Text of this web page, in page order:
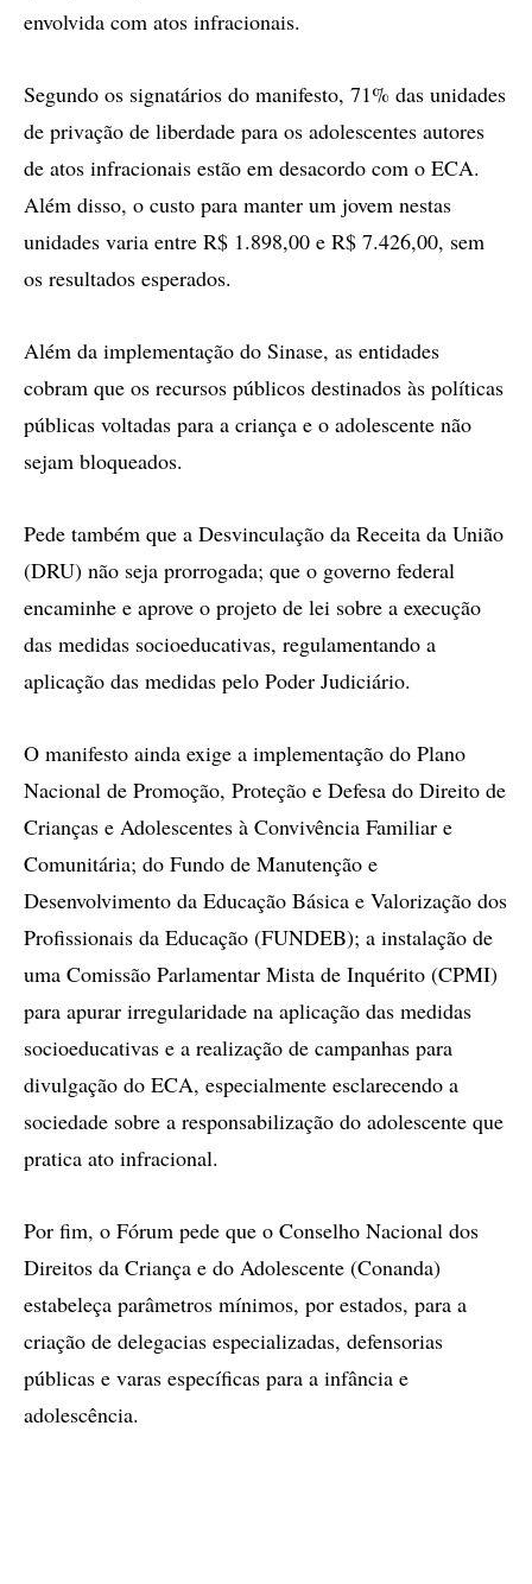
envolvida com atos infracionais.
Segundo os signatários do manifesto, 71% das unidades
de privação de liberdade para os adolescentes autores
de atos infracionais estão em desacordo com o ECA.
Além disso, o custo para manter um jovem nestas
unidades varia entre R$ 1.898,00 e R$ 7.426,00, sem
os resultados esperados.
Além da implementação do Sinase, as entidades
cobram que os recursos públicos destinados às políticas
públicas voltadas para a criança e o adolescente não
sejam bloqueados.
Pede também que a Desvinculação da Receita da União
(DRU) não seja prorrogada; que o governo federal
encaminhe e aprove o projeto de lei sobre a execução
das medidas socioeducativas, regulamentando a
aplicação das medidas pelo Poder Judiciário.
O manifesto ainda exige a implementação do Plano
Nacional de Promoção, Proteção e Defesa do Direito de
Crianças e Adolescentes à Convivência Familiar e
Comunitária; do Fundo de Manutenção e
Desenvolvimento da Educação Básica e Valorização dos
Profissionais da Educação (FUNDEB); a instalação de
uma Comissão Parlamentar Mista de Inquérito (CPMI)
para apurar irregularidade na aplicação das medidas
socioeducativas e a realização de campanhas para
divulgação do ECA, especialmente esclarecendo a
sociedade sobre a responsabilização do adolescente que
pratica ato infracional.
Por fim, o Fórum pede que o Conselho Nacional dos
Direitos da Criança e do Adolescente (Conanda)
estabeleça parâmetros mínimos, por estados, para a
criação de delegacias especializadas, defensorias
públicas e varas específicas para a infância e
adolescência.